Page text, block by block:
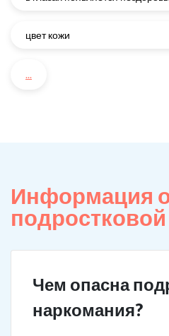
цвет кожи
...
Информация
подростковой
Чем опасна
наркомания?